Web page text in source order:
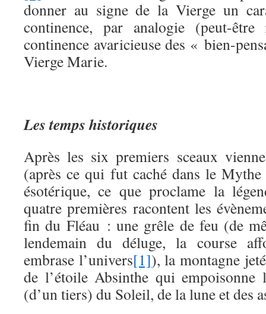
donner au signe de la Vierge un
continence, par analogie (peut-être
continence avaricieuse des « bien-
Vierge Marie.
Les temps historiques
Après les six premiers sceaux
(après ce qui fut caché dans le
ésotérique, ce que proclame la
quatre premières racontent les
fin du Fléau : une grêle de feu (de
lendemain du déluge, la course
embrase l’univers[1]), la montagne
de l’étoile Absinthe qui empoisonne
(d’un tiers) du Soleil, de la lune et des